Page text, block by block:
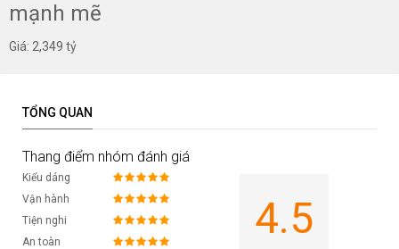
mạnh mẽ
Giá: 2,349 tỷ
TỔNG QUAN
Thang điểm nhóm đánh giá
Kiểu dáng
Vận hành
Tiện nghi
An toàn
4.5